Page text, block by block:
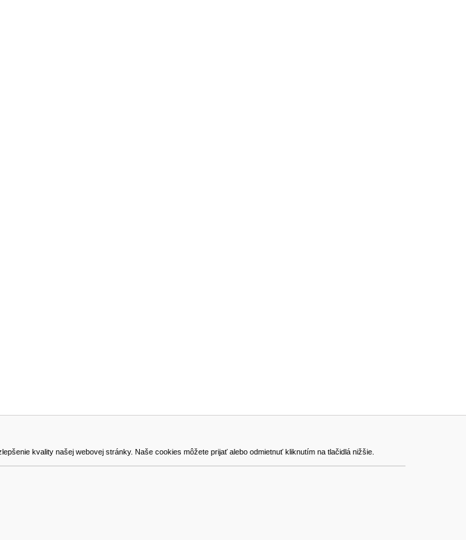
kvality našej webovej stránky. Naše cookies môžete prijať alebo odmietnuť kliknutím na tlačidlá nižšie.